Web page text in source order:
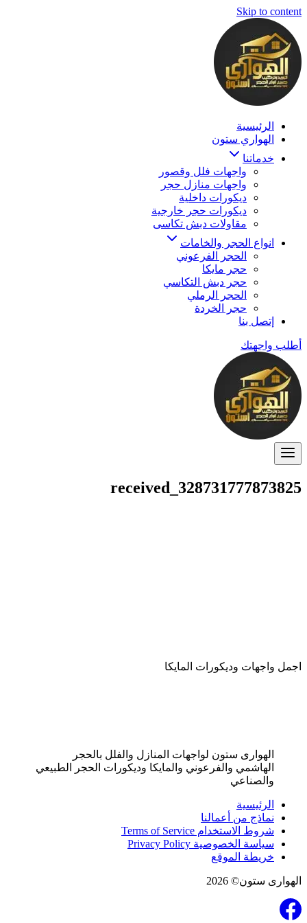
Skip to content
الرئيسية
الهواري ستون
خدماتنا
واجهات فلل وقصور
واجهات منازل حجر
ديكورات داخلية
ديكورات حجر خارجية
مقاولات دبش تكاسى
انواع الحجر والخامات
الحجر الفرعوني
حجر مايكا
حجر دبش التكاسي
الحجر الرملي
حجر الخردة
إتصل بنا
أطلب واجهتك
received_328731777873825
اجمل واجهات وديكورات المايكا
الهوارى ستون لواجهات المنازل والفلل بالحجر
الهاشمي والفرعوني والمايكا وديكورات الحجر الطبيعي
والصناعي
الرئيسية
نماذج من أعمالنا
شروط الاستخدام Terms of Service
سياسة الخصوصية Privacy Policy
خريطة الموقع
الهوارى ستون© 2026